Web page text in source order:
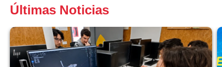
Últimas Noticias